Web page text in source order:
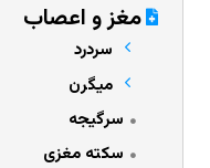
مغز و اعصاب
سردرد
میگرن
سرگیجه
سکته مغزی